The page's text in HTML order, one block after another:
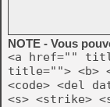
NOTE - Vous
<a href=""
title=""> <b>
<code> <del
<s> <strike>